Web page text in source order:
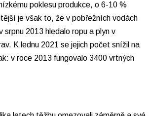
poklesu produkce, o 6-10 %
je však to, že v pobřežních vodách
2013 hledalo ropu a plyn v
K lednu 2021 se jejich počet snížil na
v roce 2013 fungovalo 3400 vrtných